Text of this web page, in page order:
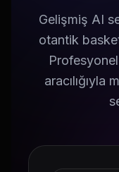
Gelişmiş AI
otantik
aracılığıyla